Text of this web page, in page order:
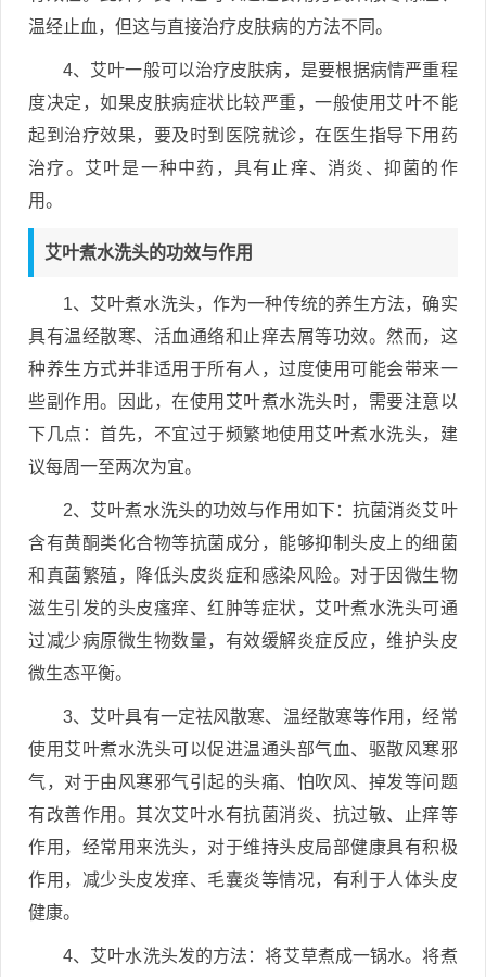
温经止血，但这与直接治疗皮肤病的方法不同。
4、艾叶一般可以治疗皮肤病，是要根据病情严重程
度决定，如果皮肤病症状比较严重，一般使用艾叶不能
起到治疗效果，要及时到医院就诊，在医生指导下用药
治疗。艾叶是一种中药，具有止痒、消炎、抑菌的作
用。
艾叶煮水洗头的功效与作用
1、艾叶煮水洗头，作为一种传统的养生方法，确实
具有温经散寒、活血通络和止痒去屑等功效。然而，这
种养生方式并非适用于所有人，过度使用可能会带来一
些副作用。因此，在使用艾叶煮水洗头时，需要注意以
下几点：首先，不宜过于频繁地使用艾叶煮水洗头，建
议每周一至两次为宜。
2、艾叶煮水洗头的功效与作用如下：抗菌消炎艾叶
含有黄酮类化合物等抗菌成分，能够抑制头皮上的细菌
和真菌繁殖，降低头皮炎症和感染风险。对于因微生物
滋生引发的头皮瘙痒、红肿等症状，艾叶煮水洗头可通
过减少病原微生物数量，有效缓解炎症反应，维护头皮
微生态平衡。
3、艾叶具有一定祛风散寒、温经散寒等作用，经常
使用艾叶煮水洗头可以促进温通头部气血、驱散风寒邪
气，对于由风寒邪气引起的头痛、怕吹风、掉发等问题
有改善作用。其次艾叶水有抗菌消炎、抗过敏、止痒等
作用，经常用来洗头，对于维持头皮局部健康具有积极
作用，减少头皮发痒、毛囊炎等情况，有利于人体头皮
健康。
4、艾叶水洗头发的方法：将艾草煮成一锅水。将煮